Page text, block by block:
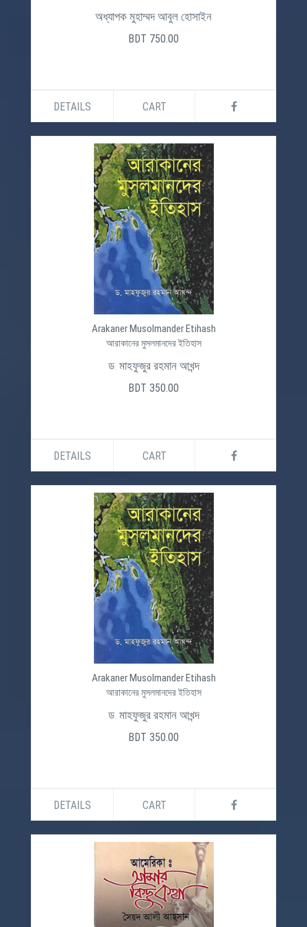
অধ্যাপক মুহাম্মদ আবুল হোসাইন
BDT 750.00
DETAILS CART
Arakaner Musolmander Etihash
আরাকানের মুসলমানদের ইতিহাস
ড. মাহফুজুর রহমান আখন্দ
BDT 350.00
DETAILS CART
Arakaner Musolmander Etihash
আরাকানের মুসলমানদের ইতিহাস
ড. মাহফুজুর রহমান আখন্দ
BDT 350.00
DETAILS CART